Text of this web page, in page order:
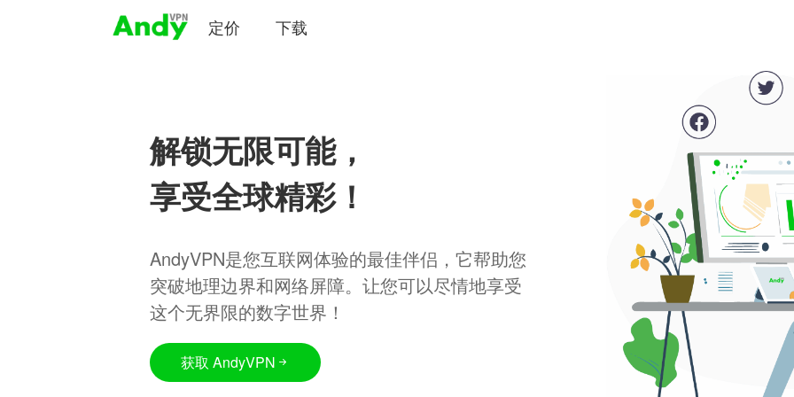
定价 下载
解锁无限可能，
享受全球精彩！
AndyVPN是您互联网体验的最佳伴侣，它帮助您
突破地理边界和网络屏障。让您可以尽情地享受
这个无界限的数字世界！
获取 AndyVPN